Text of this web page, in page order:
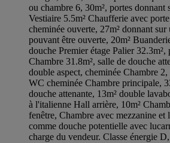
ou chambre 6, 30m², portes donnant
Vestiaire 5.5m² Chaufferie avec
cheminée ouverte, 27m² donnant sur
pouvant être ouverte, 20m²
douche Premier étage Palier 32.3m²,
Chambre 31.8m², salle de douche
double aspect, cheminée Chambre
WC cheminée Chambre principale,
douche attenante, 13m² double
à l'italienne Hall arrière, 10m²
fenêtre, Chambre avec mezzanine et
comme douche potentielle avec
charge du vendeur. Classe énergie